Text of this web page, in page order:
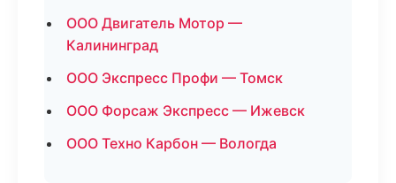
ООО Двигатель Мотор —
Калининград
ООО Экспресс Профи — Томск
ООО Форсаж Экспресс — Ижевск
ООО Техно Карбон — Вологда